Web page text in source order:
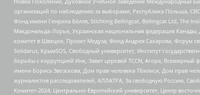
организаций по наблюдению за выборами, Республика Польша,
Фонд имени Генриха Бёлля, Stichting Bellingcat, Bellingcat Ltd, The
Макдональда-Лорье, Украинская национальная федерация
комитет в Швеции, Проект Медуза, Фонд Андрея Сахарова, Форум
Solidarus, КрымSOS, Свободный университет, Институт
борьбы с коррупцией Инк, Завет церквей TCCN, Агора,
имени Бориса Звозскова, Дом прав человека Тбилиси, Дом прав
журналистов расследователей, АЛЛАТРА, За свободную Россию,
Комитет-2024, Центрально-Европейский университет, Центр